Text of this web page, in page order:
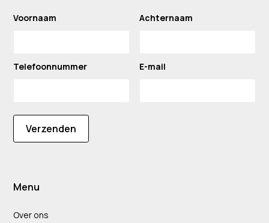
Voornaam Achternaam
Telefoonnummer E-mail
Verzenden
Menu
Over ons